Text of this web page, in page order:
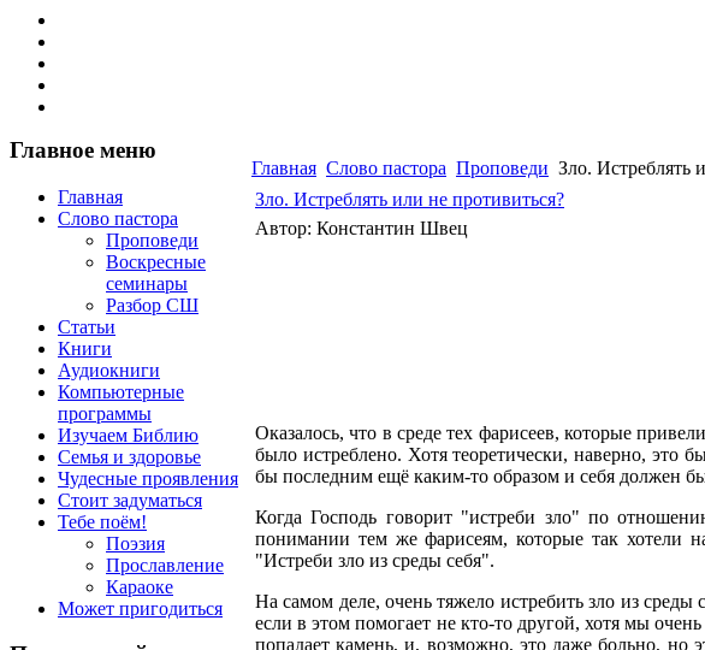
Главное меню
Главная
Слово пастора
Проповеди
Воскресные
семинары
Разбор СШ
Статьи
Книги
Аудиокниги
Компьютерные
программы
Изучаем Библию
Семья и здоровье
Чудесные проявления
Стоит задуматься
Тебе поём!
Поэзия
Прославление
Караоке
Может пригодиться
Главная Слово пастора Проповеди Зло. Истреблять
Зло. Истреблять или не противиться?
Автор: Константин Швец
Оказалось, что в среде тех фарисеев, которые
было истреблено. Хотя теоретически, наверно,
бы последним ещё каким-то образом и себя должен
Когда Господь говорит "истреби зло" по
понимании тем же фарисеям, которые так хотели
"Истреби зло из среды себя".
На самом деле, очень тяжело истребить зло из
если в этом помогает не кто-то другой, хотя мы
попадает камень, и, возможно, это даже больно, но